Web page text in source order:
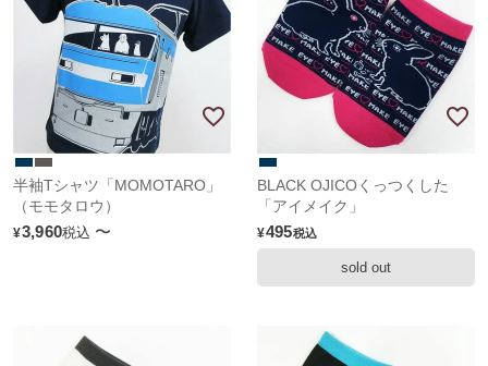
半袖Tシャツ「MOMOTARO」
（モモタロウ）
¥3,960税込 〜
BLACK OJICOくっつくした
「アイメイク」
¥495税込
sold out